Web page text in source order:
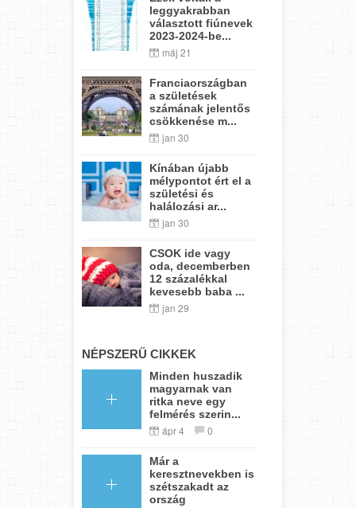
leggyakrabban
választott fiúnevek
2023-2024-be...
máj 21
Franciaországban
a születések
számának jelentős
csökkenése m...
jan 30
Kínában újabb
mélypontot ért el a
születési és
halálozási ar...
jan 30
CSOK ide vagy
oda, decemberben
12 százalékkal
kevesebb baba ...
jan 29
NÉPSZERŰ CIKKEK
Minden huszadik
magyarnak van
ritka neve egy
felmérés szerin...
ápr 4 0
Már a
keresztnevekben is
szétszakadt az
ország